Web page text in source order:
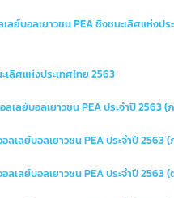
ย์บอลเยาวชน PEA ชิงชนะเลิศแห่งปร
เลิศแห่งประเทศไทย 2563
เลย์บอลเยาวชน PEA ประจำปี 2563 (
ลเลย์บอลเยาวชน PEA ประจำปี 2563
เลย์บอลเยาวชน PEA ประจำปี 2563 (